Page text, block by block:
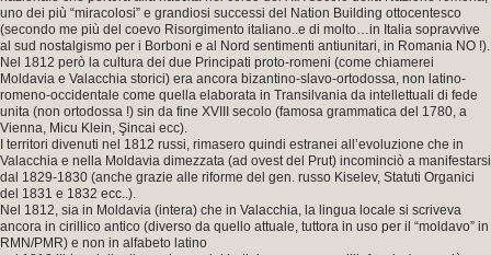
uno dei più “miracolosi” e grandiosi successi del Nation Building ottocentesco
(secondo me più del coevo Risorgimento italiano..e di molto…in Italia sopravvive
al sud nostalgismo per i Borboni e al Nord sentimenti antiunitari, in Romania NO !).
Nel 1812 però la cultura dei due Principati proto-romeni (come chiamerei
Moldavia e Valacchia storici) era ancora bizantino-slavo-ortodossa, non latino-
romeno-occidentale come quella elaborata in Transilvania da intellettuali di fede
unita (non ortodossa !) sin da fine XVIII secolo (famosa grammatica del 1780, a
Vienna, Micu Klein, Şincai ecc).
I territori divenuti nel 1812 russi, rimasero quindi estranei all’evoluzione che in
Valacchia e nella Moldavia dimezzata (ad ovest del Prut) incominciò a manifestarsi
dal 1829-1830 (anche grazie alle riforme del gen. russo Kiselev, Statuti Organici
del 1831 e 1832 ecc..).
Nel 1812, sia in Moldavia (intera) che in Valacchia, la lingua locale si scriveva
ancora in cirillico antico (diverso da quello attuale, tuttora in uso per il “moldavo” in
RMN/PMR) e non in alfabeto latino